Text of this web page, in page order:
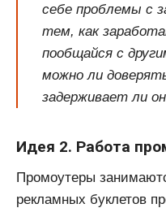
себе проблемы с
тем, как
пообщайся с
можно ли
задерживает ли
Идея 2. Работа
Промоутеры
рекламных буклетов